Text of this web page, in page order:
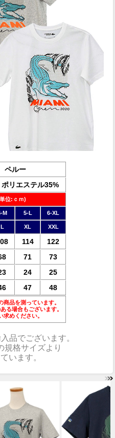
ペルー
リエステル35%
位:ｃｍ)
M 5-L 6-XL
L XL XXL
114 122
71 73
24 25
47 48
品を測っています。
る場合もございます。
求めください。
品でございます。
規格サイズより
います。